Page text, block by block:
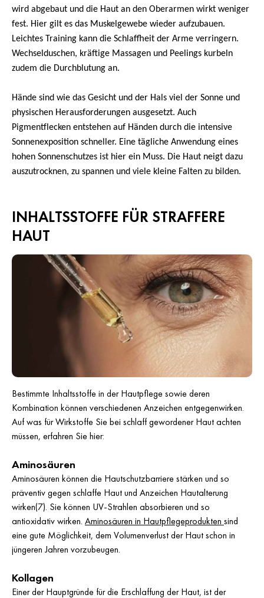
wird abgebaut und die Haut an den Oberarmen wirkt weniger
fest. Hier gilt es das Muskelgewebe wieder aufzubauen.
Leichtes Training kann die Schlaffheit der Arme verringern.
Wechselduschen, kräftige Massagen und Peelings kurbeln
zudem die Durchblutung an.
Hände sind wie das Gesicht und der Hals viel der Sonne und
physischen Herausforderungen ausgesetzt. Auch
Pigmentflecken entstehen auf Händen durch die intensive
Sonnenexposition schneller. Eine tägliche Anwendung eines
hohen Sonnenschutzes ist hier ein Muss. Die Haut neigt dazu
auszutrocknen, zu spannen und viele kleine Falten zu bilden.
INHALTSSTOFFE FÜR STRAFFERE
HAUT
Bestimmte Inhaltsstoffe in der Hautpflege sowie deren
Kombination können verschiedenen Anzeichen entgegenwirken.
Auf was für Wirkstoffe Sie bei schlaff gewordener Haut achten
müssen, erfahren Sie hier:
Aminosäuren
Aminosäuren können die Hautschutzbarriere stärken und so
präventiv gegen schlaffe Haut und Anzeichen Hautalterung
wirken(7). Sie können UV-Strahlen absorbieren und so
antioxidativ wirken. Aminosäuren in Hautpflegeprodukten sind
eine gute Möglichkeit, dem Volumenverlust der Haut schon in
jüngeren Jahren vorzubeugen.
Kollagen
Einer der Hauptgründe für die Erschlaffung der Haut, ist der